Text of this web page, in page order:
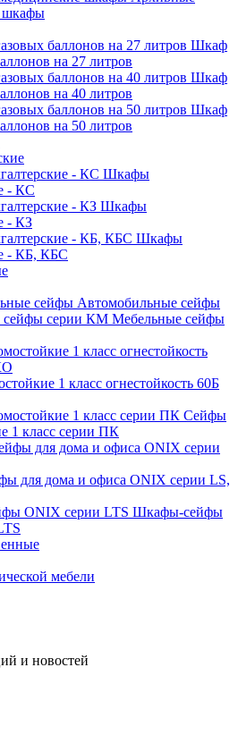
шкафы
Шкаф
на 27 литров
Шкаф
на 40 литров
Шкаф
на 50 литров
Шкафы
- КС
Шкафы
- КЗ
Шкафы
- КБ, КБС
Автомобильные сейфы
Мебельные сейфы
1 класс огнестойкость 60Б
Сейфы
1 класс серии ПК
для дома и офиса ONIX серии LS,
Шкафы-сейфы
мебели
и новостей